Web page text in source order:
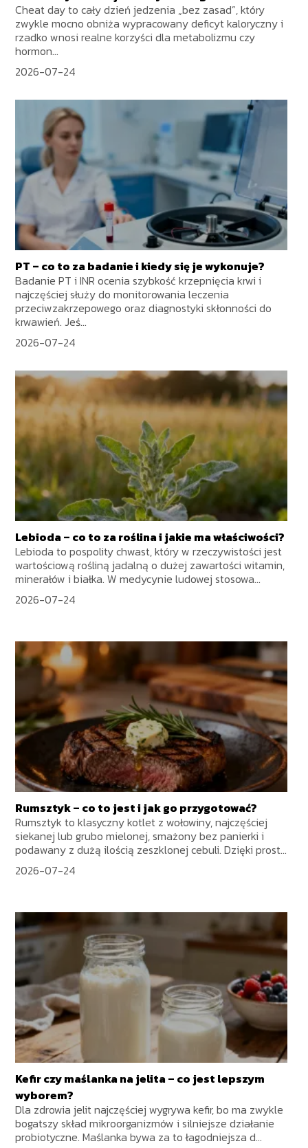
Cheat day to cały dzień jedzenia „bez zasad”, który
zwykle mocno obniża wypracowany deficyt kaloryczny i
rzadko wnosi realne korzyści dla metabolizmu czy
hormon...
2026-07-24
PT – co to za badanie i kiedy się je wykonuje?
Badanie PT i INR ocenia szybkość krzepnięcia krwi i
najczęściej służy do monitorowania leczenia
przeciwzakrzepowego oraz diagnostyki skłonności do
krwawień. Jeś...
2026-07-24
Lebioda – co to za roślina i jakie ma właściwości?
Lebioda to pospolity chwast, który w rzeczywistości jest
wartościową rośliną jadalną o dużej zawartości witamin,
minerałów i białka. W medycynie ludowej stosowa...
2026-07-24
Rumsztyk – co to jest i jak go przygotować?
Rumsztyk to klasyczny kotlet z wołowiny, najczęściej
siekanej lub grubo mielonej, smażony bez panierki i
podawany z dużą ilością zeszklonej cebuli. Dzięki prost...
2026-07-24
Kefir czy maślanka na jelita – co jest lepszym
wyborem?
Dla zdrowia jelit najczęściej wygrywa kefir, bo ma zwykle
bogatszy skład mikroorganizmów i silniejsze działanie
probiotyczne. Maślanka bywa za to łagodniejsza d...